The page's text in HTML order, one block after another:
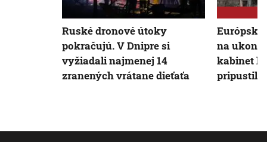
Ruské dronové útoky
pokračujú. V Dnipre si
vyžiadali najmenej 14
zranených vrátane dieťaťa
Európski
na
kabinet
pripustil,